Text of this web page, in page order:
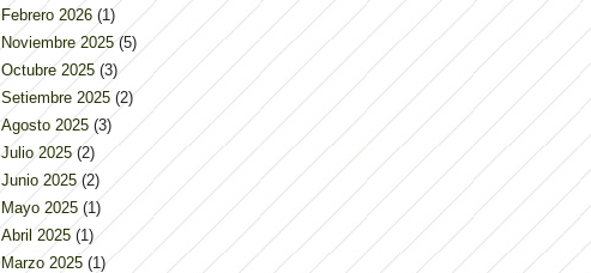
Febrero 2026 (1)
Noviembre 2025 (5)
Octubre 2025 (3)
Setiembre 2025 (2)
Agosto 2025 (3)
Julio 2025 (2)
Junio 2025 (2)
Mayo 2025 (1)
Abril 2025 (1)
Marzo 2025 (1)